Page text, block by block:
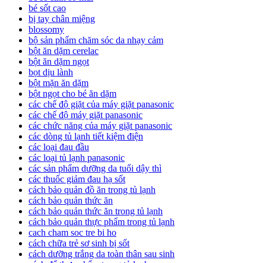
bé sốt cao
bị tay chân miệng
blossomy
bộ sản phẩm chăm sóc da nhạy cảm
bột ăn dặm cerelac
bột ăn dặm ngọt
bọt dịu lành
bột mặn ăn dặm
bột ngọt cho bé ăn dặm
các chế độ giặt của máy giặt panasonic
các chế độ máy giặt panasonic
các chức năng của máy giặt panasonic
các dòng tủ lạnh tiết kiệm điện
các loại đau đầu
các loại tủ lạnh panasonic
các sản phẩm dưỡng da tuổi dậy thì
các thuốc giảm đau hạ sốt
cách bảo quản đồ ăn trong tủ lạnh
cách bảo quản thức ăn
cách bảo quản thức ăn trong tủ lạnh
cách bảo quản thực phẩm trong tủ lạnh
cach cham soc tre bi ho
cách chữa trẻ sơ sinh bị sốt
cách dưỡng trắng da toàn thân sau sinh